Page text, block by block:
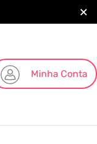
Minha Conta